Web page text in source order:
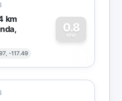
km
-117.49
0.8
MW
0